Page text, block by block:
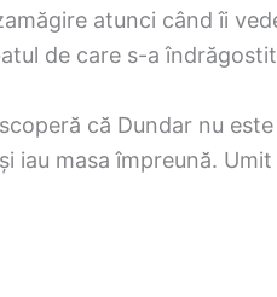
atunci când îi
de care s-a
că Dundar nu
iau masa împreună.